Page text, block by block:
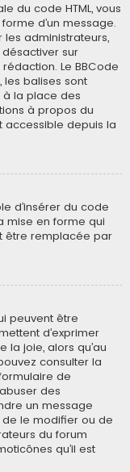
du code HTML, vous
d’un message.
les administrateurs,
sur
Le BBCode
les balises sont
à la place des
à propos du
accessible depuis la
d’insérer du code
mise en forme qui
être remplacée par
peuvent être
d’exprimer
la joie, alors qu’au
consulter la
de
des
un message
le modifier ou de
du forum
qu’il est